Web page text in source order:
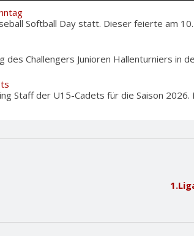
Softball Day statt. Dieser feierte am 10.
Challengers Junioren Hallenturniers in
Staff der U15-Cadets für die Saison 2026.